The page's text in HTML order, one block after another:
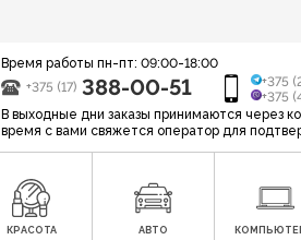
Время работы пн-пт: 09:00-18:00
+375 (17) 388-00-51
+375
+375
В выходные дни заказы принимаются через
время с вами свяжется оператор для
КРАСОТА АВТО